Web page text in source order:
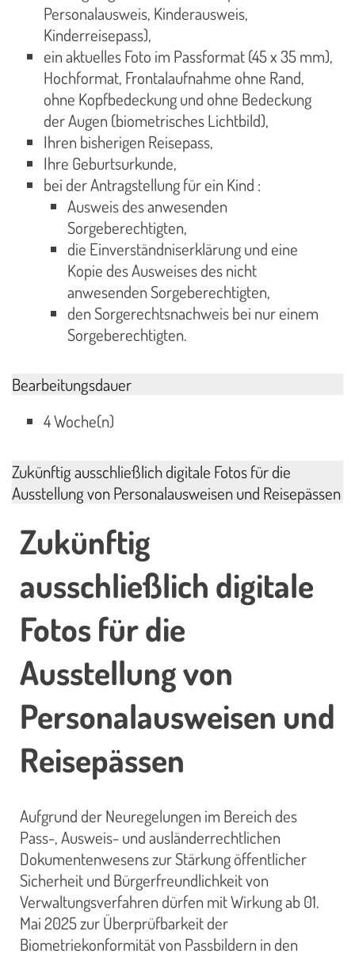
Personalausweis, Kinderausweis,
Kinderreisepass),
ein aktuelles Foto im Passformat (45 x 35 mm),
Hochformat, Frontalaufnahme ohne Rand,
ohne Kopfbedeckung und ohne Bedeckung
der Augen (biometrisches Lichtbild),
Ihren bisherigen Reisepass,
Ihre Geburtsurkunde,
bei der Antragstellung für ein Kind :
Ausweis des anwesenden
Sorgeberechtigten,
die Einverständniserklärung und eine
Kopie des Ausweises des nicht
anwesenden Sorgeberechtigten,
den Sorgerechtsnachweis bei nur einem
Sorgeberechtigten.
Bearbeitungsdauer
4 Woche(n)
Zukünftig ausschließlich digitale Fotos für die
Ausstellung von Personalausweisen und Reisepässen
Zukünftig
ausschließlich digitale
Fotos für die
Ausstellung von
Personalausweisen und
Reisepässen
Aufgrund der Neuregelungen im Bereich des
Pass-, Ausweis- und ausländerrechtlichen
Dokumentenwesens zur Stärkung öffentlicher
Sicherheit und Bürgerfreundlichkeit von
Verwaltungsverfahren dürfen mit Wirkung ab 01.
Mai 2025 zur Überprüfbarkeit der
Biometriekonformität von Passbildern in den